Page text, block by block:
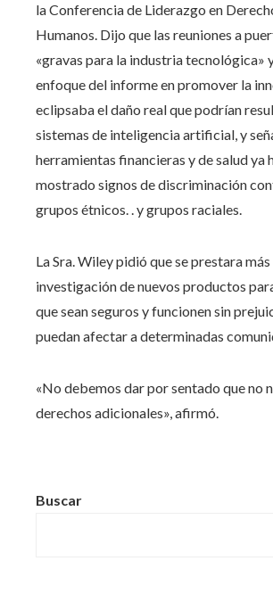
la Conferencia de Liderazgo en
Humanos. Dijo que las reuniones a
«gravas para la industria tecnológica»
enfoque del informe en promover la
eclipsaba el daño real que podrían
sistemas de inteligencia artificial, y
herramientas financieras y de salud ya
mostrado signos de discriminación
grupos étnicos. . y grupos raciales.
La Sra. Wiley pidió que se prestara
investigación de nuevos productos
que sean seguros y funcionen sin
puedan afectar a determinadas
«No debemos dar por sentado que no
derechos adicionales», afirmó.
Buscar